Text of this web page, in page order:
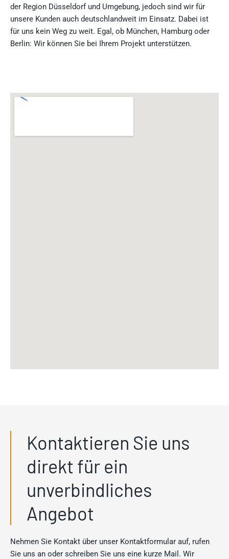
der Region Düsseldorf und Umgebung, jedoch sind wir für
unsere Kunden auch deutschlandweit im Einsatz. Dabei ist
für uns kein Weg zu weit. Egal, ob München, Hamburg oder
Berlin: Wir können Sie bei Ihrem Projekt unterstützen.
Kontaktieren Sie uns
direkt für ein
unverbindliches
Angebot
Nehmen Sie Kontakt über unser Kontaktformular auf, rufen
Sie uns an oder schreiben Sie uns eine kurze Mail. Wir